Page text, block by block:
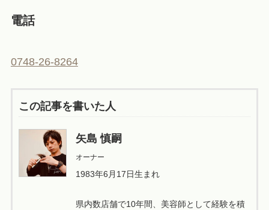
電話
0748-26-8264
この記事を書いた人
矢島 慎嗣
オーナー
1983年6月17日生まれ
県内数店舗で10年間、美容師として経験を積